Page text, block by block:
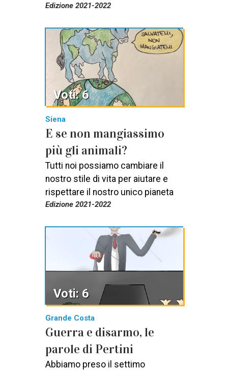
Edizione 2021-2022
Siena
E se non mangiassimo
più gli animali?
Tutti noi possiamo cambiare il
nostro stile di vita per aiutare e
rispettare il nostro unico pianeta
Edizione 2021-2022
Voti: 6
Grande Costa
Guerra e disarmo, le
parole di Pertini
Abbiamo preso il settimo
Voti: 6